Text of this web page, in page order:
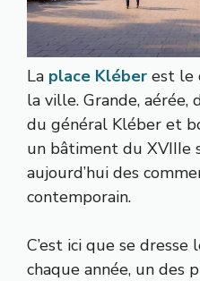
La place Kléber est le
la ville. Grande,
du général Kléber et
un bâtiment du XVIIIe
aujourd’hui des
contemporain.
C’est ici que se
chaque année, un des